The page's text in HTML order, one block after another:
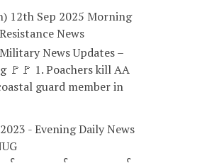
12th Sep 2025 Morning
News
News Updates –
🚩🚩 1. Poachers kill AA
guard member in
- Evening Daily News